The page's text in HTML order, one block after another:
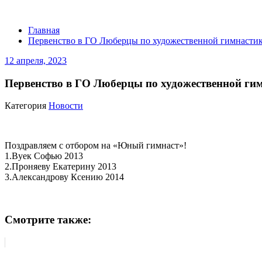
Главная
Первенство в ГО Люберцы по художественной
12 апреля, 2023
Первенство в ГО Люберцы по художественной
Категория Новости
Поздравляем с отбором на «Юный гимнаст»!
1.Вуек Софью 2013
2.Проняеву Екатерину 2013
3.Александрову Ксению 2014
Смотрите также: